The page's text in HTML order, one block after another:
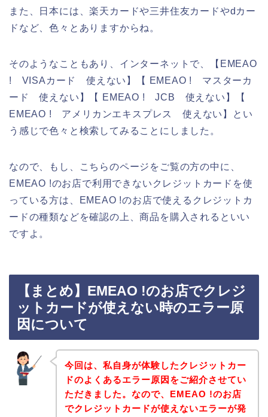
また、日本には、楽天カードや三井住友カードやdカー
ドなど、色々とありますからね。
そのようなこともあり、インターネットで、【EMEAO
! VISAカード 使えない】【 EMEAO ! マスターカ
ード 使えない】【 EMEAO ! JCB 使えない】【
EMEAO ! アメリカンエキスプレス 使えない】とい
う感じで色々と検索してみることにしました。
なので、もし、こちらのページをご覧の方の中に、
EMEAO !のお店で利用できないクレジットカードを使
っている方は、EMEAO !のお店で使えるクレジットカ
ードの種類などを確認の上、商品を購入されるといい
ですよ。
【まとめ】EMEAO !のお店でクレジ
ットカードが使えない時のエラー原
因について
今回は、私自身が体験したクレジットカー
ドのよくあるエラー原因をご紹介させてい
ただきました。なので、EMEAO !のお店
でクレジットカードが使えないエラーが発